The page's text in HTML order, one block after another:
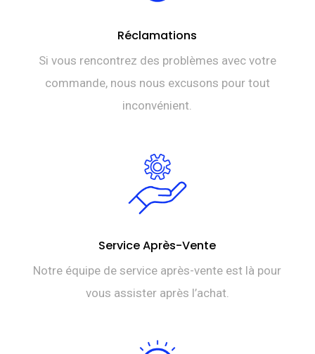
Réclamations
Si vous rencontrez des problèmes avec votre
commande, nous nous excusons pour tout
inconvénient.
Service Après-Vente
Notre équipe de service après-vente est là pour
vous assister après l’achat.